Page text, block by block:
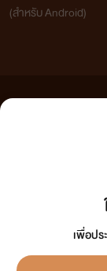
เพื่อป
(สำหรับ Android)
เว็บไซต์แห่งนี้ไม่ได้เห็นด้วย
วิจารณญาณในการกลั่นกรอ
กรุณาแจ้งมาที่
ลิขสิทธิ์ตามพระราชบัญญัติลิ